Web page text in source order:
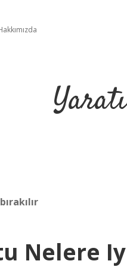
Nelere